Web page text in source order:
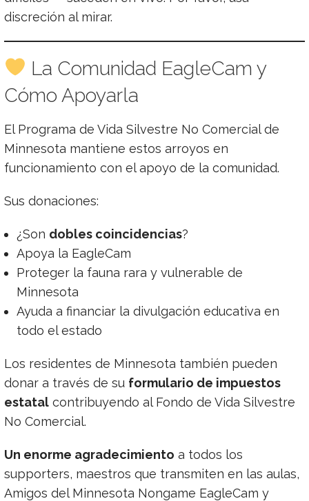
discreción al mirar.
La Comunidad EagleCam y
Cómo Apoyarla
El Programa de Vida Silvestre No Comercial de
Minnesota mantiene estos arroyos en
funcionamiento con el apoyo de la comunidad.
Sus donaciones:
¿Son dobles coincidencias?
Apoya la EagleCam
Proteger la fauna rara y vulnerable de
Minnesota
Ayuda a financiar la divulgación educativa en
todo el estado
Los residentes de Minnesota también pueden
donar a través de su formulario de impuestos
estatal contribuyendo al Fondo de Vida Silvestre
No Comercial.
Un enorme agradecimiento a todos los
supporters, maestros que transmiten en las aulas,
Amigos del Minnesota Nongame EagleCam y